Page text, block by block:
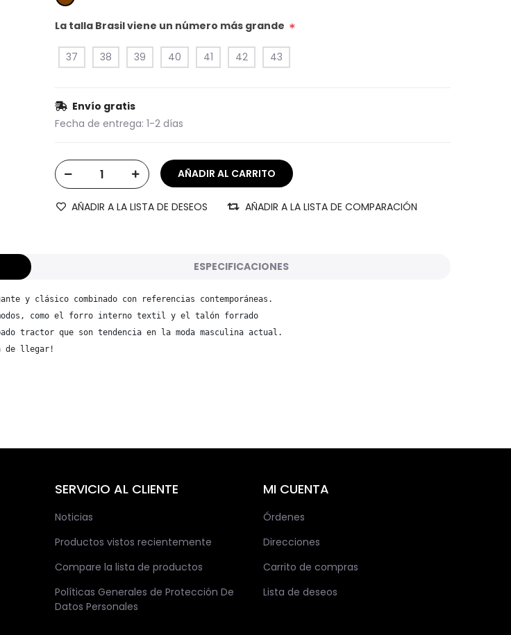
La talla Brasil viene un número más grande *
37 38 39 40 41 42 43
Envío gratis
Fecha de entrega: 1-2 días
AÑADIR A LA LISTA DE DESEOS AÑADIR A LA LISTA DE COMPARACIÓN
ESPECIFICACIONES
y clásico combinado con referencias contemporáneas.
como el forro interno textil y el talón forrado
tractor que son tendencia en la moda masculina actual.
de llegar!
SERVICIO AL CLIENTE
Noticias
Productos vistos recientemente
Compare la lista de productos
Políticas Generales de Protección De
Datos Personales
MI CUENTA
Órdenes
Direcciones
Carrito de compras
Lista de deseos